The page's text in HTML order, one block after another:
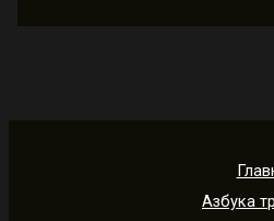
Азбука